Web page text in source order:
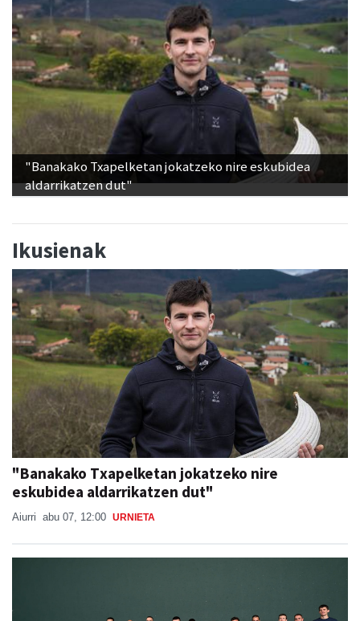
"Banakako Txapelketan jokatzeko nire eskubidea
aldarrikatzen dut"
"Banakako Txapelketan jokatzeko nire
eskubidea aldarrikatzen dut"
Aiurri abu 07, 12:00 URNIETA